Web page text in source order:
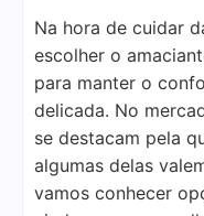
Na hora de cuidar
escolher o
para manter o
delicada. No
se destacam pela
algumas delas
vamos conhecer